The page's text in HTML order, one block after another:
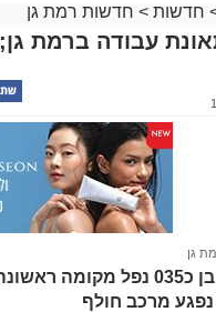
חדשות > חדשות רמת גן
עבודה ברמת
גן
נפגע מרכב חולף